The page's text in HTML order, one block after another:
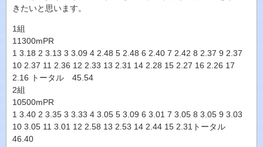
きたいと思います。
1組
11300mPR
1 3.18 2 3.13 3 3.09 4 2.48 5 2.48 6 2.40 7 2.42 8 2.37 9 2.37
10 2.37 11 2.36 12 2.33 13 2.31 14 2.28 15 2.27 16 2.26 17
2.16 トータル 45.54
2組
10500mPR
1 3.40 2 3.35 3 3.33 4 3.05 5 3.09 6 3.01 7 3.05 8 3.05 9 3.03
10 3.05 11 3.01 12 2.58 13 2.53 14 2.44 15 2.31トータル
46.40